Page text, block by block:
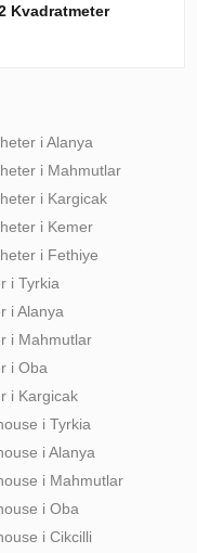
Kvadratmeter
i Alanya
i Mahmutlar
i Kargicak
i Kemer
i Fethiye
i Tyrkia
i Alanya
i Mahmutlar
i Oba
i Kargicak
i Tyrkia
i Alanya
i Mahmutlar
i Oba
i Cikcilli